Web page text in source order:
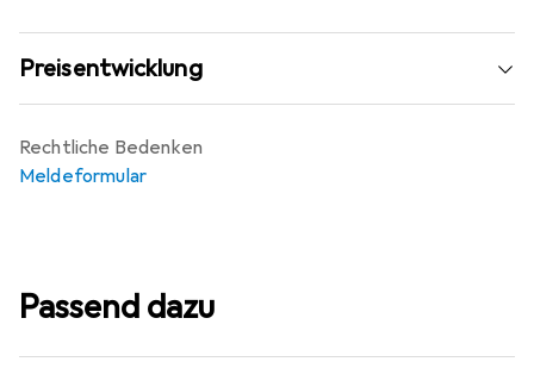
Preisentwicklung
Rechtliche Bedenken
Meldeformular
Passend dazu